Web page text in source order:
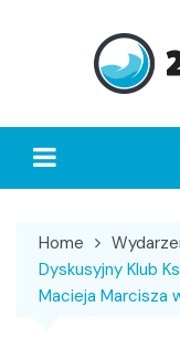
Home
Dyskusyjny Klub
Macieja Marcisza